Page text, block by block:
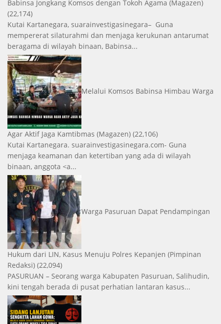
Babinsa Jongkang Komsos dengan Tokoh Agama (Magazen)
(22,174)
Kutai Kartanegara, suarainvestigasinegara– Guna
mempererat silaturahmi dan menjaga kerukunan antarumat
beragama di wilayah binaan, Babinsa...
Melalui Komsos Babinsa Himbau Warga
Agar Aktif Jaga Kamtibmas (Magazen) (22,106)
Kutai Kartanegara. suarainvestigasinegara.com- Guna
menjaga keamanan dan ketertiban yang ada di wilayah
binaan, anggota <a...
Warga Pasuruan Dapat Pendampingan
Hukum dari LIN, Kasus Menuju Polres Kepanjen (Pimpinan
Redaksi) (22,094)
PASURUAN – Seorang warga Kabupaten Pasuruan, Salihudin,
kini tengah berada di pusat perhatian lantaran kasus...